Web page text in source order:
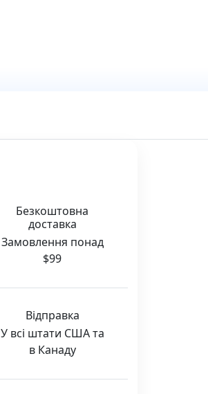
Безкоштовна
доставка
Замовлення понад
$99
Відправка
У всі штати США та
в Канаду